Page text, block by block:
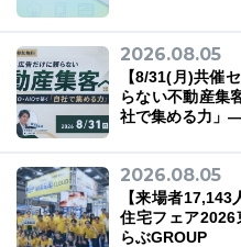
2026.08.05
【8/31(月)共催
らない不動産集
社で集める力」
2026.08.05
【来場者
住宅フェア2026
らぶGROUP